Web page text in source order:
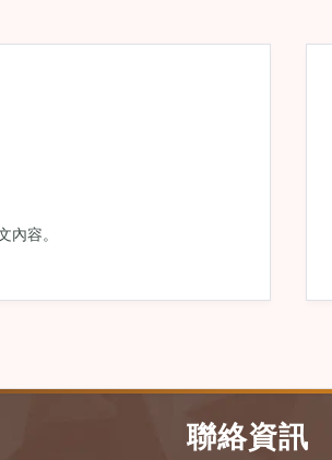
內容。
聯絡資訊